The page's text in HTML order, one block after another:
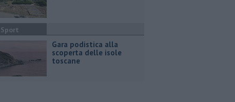
Sport
Gara podistica alla
scoperta delle isole
toscane